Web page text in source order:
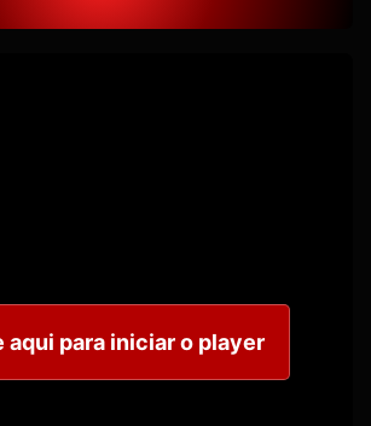
aqui para iniciar o player